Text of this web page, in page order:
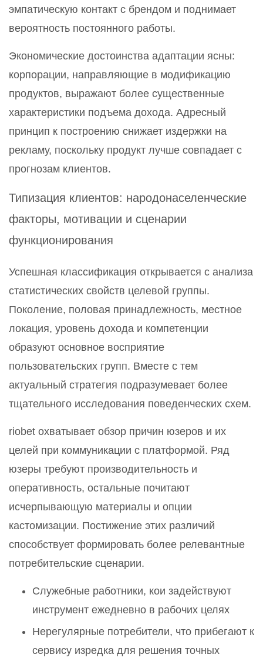
эмпатическую контакт с брендом и поднимает
вероятность постоянного работы.
Экономические достоинства адаптации ясны:
корпорации, направляющие в модификацию
продуктов, выражают более существенные
характеристики подъема дохода. Адресный
принцип к построению снижает издержки на
рекламу, поскольку продукт лучше совпадает с
прогнозам клиентов.
Типизация клиентов: народонаселенческие
факторы, мотивации и сценарии
функционирования
Успешная классификация открывается с анализа
статистических свойств целевой группы.
Поколение, половая принадлежность, местное
локация, уровень дохода и компетенции
образуют основное восприятие
пользовательских групп. Вместе с тем
актуальный стратегия подразумевает более
тщательного исследования поведенческих схем.
riobet охватывает обзор причин юзеров и их
целей при коммуникации с платформой. Ряд
юзеры требуют производительность и
оперативность, остальные почитают
исчерпывающую материалы и опции
кастомизации. Постижение этих различий
способствует формировать более релевантные
потребительские сценарии.
Служебные работники, кои задействуют
инструмент ежедневно в рабочих целях
Нерегулярные потребители, что прибегают к
сервису изредка для решения точных